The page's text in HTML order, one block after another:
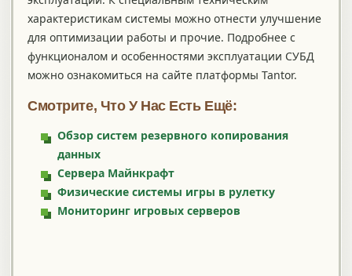
характеристикам системы можно отнести улучшение
для оптимизации работы и прочие. Подробнее с
функционалом и особенностями эксплуатации СУБД
можно ознакомиться на сайте платформы Tantor.
Смотрите, Что У Нас Есть Ещё:
Обзор систем резервного копирования
данных
Сервера Майнкрафт
Физические системы игры в рулетку
Мониторинг игровых серверов